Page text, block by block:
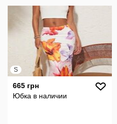
S
665 грн
Юбка в наличии